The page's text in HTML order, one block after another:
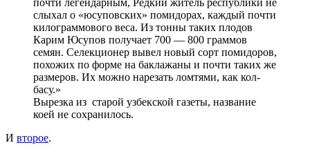
слыхал о «юсуповских» помидорах, каждый почти
килограммового веса. Из тонны таких плодов
Карим Юсупов получает 700 — 800 граммов
семян. Селекционер вывел новый сорт поми­доров,
похожих по форме на баклажаны и почти таких же
размеров. Их можно нарезать ломтями, как кол­
басу.»
Вырезка из старой узбекской газеты, название
коей не сохранилось.
И второе.